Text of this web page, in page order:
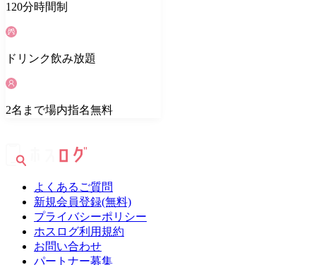
120分時間制
ドリンク飲み放題
2名 まで場内指名無料
よくあるご質問
新規会員登録(無料)
プライバシーポリシー
ホスログ利用規約
お問い合わせ
パートナー募集